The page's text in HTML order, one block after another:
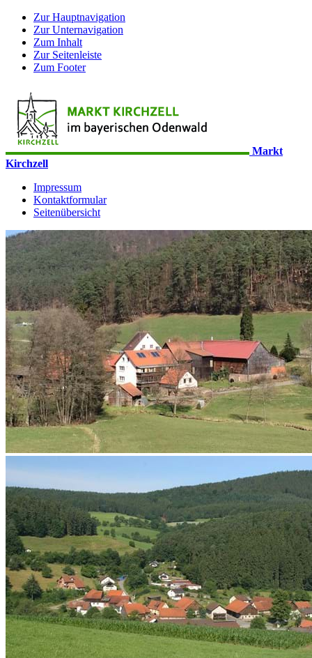
Zur Hauptnavigation
Zur Unternavigation
Zum Inhalt
Zur Seitenleiste
Zum Footer
Markt
Kirchzell
Impressum
Kontaktformular
Seitenübersicht